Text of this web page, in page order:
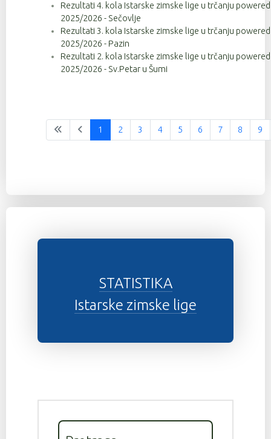
Rezultati 4. kola Istarske zimske lige u trčanju
2025/2026 - Sečovlje
Rezultati 3. kola Istarske zimske lige u trčanju
2025/2026 - Pazin
Rezultati 2. kola Istarske zimske lige u trčanju
2025/2026 - Sv.Petar u Šumi
1 2 3 4 5 6 7 8 9
STATISTIKA
Istarske zimske lige